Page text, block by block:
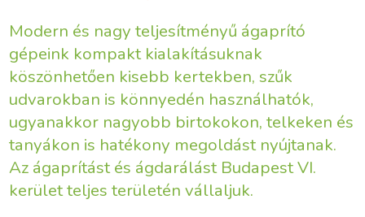
Modern és nagy teljesítményű ágaprító
gépeink kompakt kialakításuknak
köszönhetően kisebb kertekben, szűk
udvarokban is könnyedén használhatók,
ugyanakkor nagyobb birtokokon, telkeken és
tanyákon is hatékony megoldást nyújtanak.
Az ágaprítást és ágdarálást Budapest VI.
kerület teljes területén vállaljuk.